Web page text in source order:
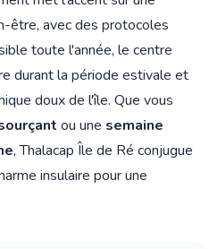
être, avec des protocoles
toute l'année, le centre
durant la période estivale et
doux de l'île. Que vous
ou une semaine
, Thalacap Île de Ré conjugue
insulaire pour une